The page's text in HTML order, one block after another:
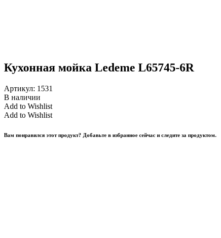
Кухонная мойка Ledeme L65745-6R
Артикул: 1531
В наличии
Add to Wishlist
Add to Wishlist
Вам понравился этот продукт? Добавьте в избранное сейчас и следите за продуктом.